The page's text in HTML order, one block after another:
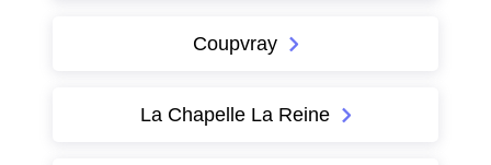
Coupvray
La Chapelle La Reine